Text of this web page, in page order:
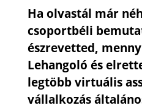
Ha olvastál már
csoportbéli
észrevetted,
Lehangoló és
legtöbb virtuális
vállalkozás